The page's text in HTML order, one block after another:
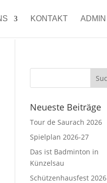
KONTAKT ADMIN
Neueste Beiträge
Tour de Saurach 2026
Spielplan 2026-27
Das ist Badminton in
Künzelsau
Schützenhausfest 2026